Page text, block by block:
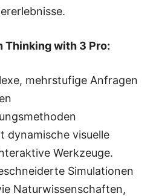
Thinking with 3 Pro:
mehrstufige Anfragen
dynamische visuelle
Werkzeuge.
Simulationen
Naturwissenschaften,